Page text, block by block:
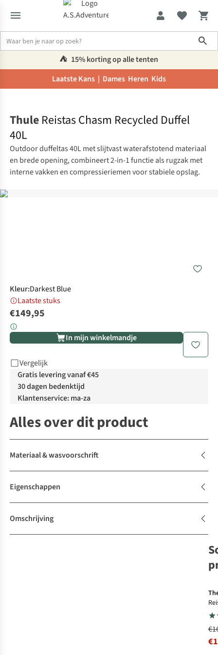
⛺️ 15% korting op alle tenten
Laatste Kans | Dames Heren Kids
Thule Reistas Chasm Recycled Duffel
40L
Outdoor duffeltas 40L met slijtvast waterafstotend materiaal
en brede opening, combineert 2-in-1 functie als rugzak met
interne vakken en compressieriemen voor stabiele opslag.
Kleur:Darkest Blue
Laatste stuks
€149,95
In mijn winkelmandje
Vergelijk
Gratis levering vanaf €45
30 dagen bedenktijd
Klantenservice: ma-za
Alles over dit product
Materiaal & wasvoorschrift
Eigenschappen
Omschrijving
-